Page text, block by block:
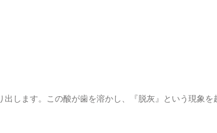
します。この酸が歯を溶かし、『脱灰』という現象を